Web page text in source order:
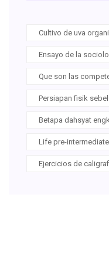
Cultivo de uva
Ensayo de la
Que son las
Persiapan fisik
Betapa dahsyat
Life pre-
Ejercicios de